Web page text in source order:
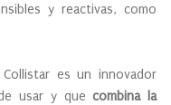
y reactivas, como
es un innovador
usar y quecombina la